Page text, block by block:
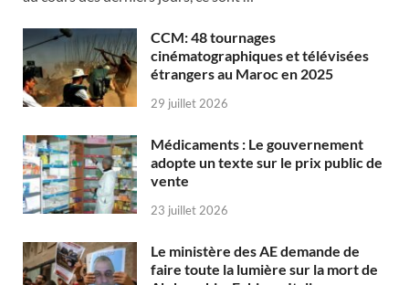
CCM: 48 tournages
cinématographiques et télévisées
étrangers au Maroc en 2025
29 juillet 2026
Médicaments : Le gouvernement
adopte un texte sur le prix public de
vente
23 juillet 2026
Le ministère des AE demande de
faire toute la lumière sur la mort de